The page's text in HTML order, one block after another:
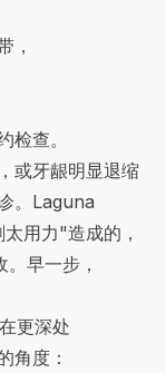
，
检查。
或牙龈明显退缩
。Laguna
用力"造成的，
早一步，
更深处
角度：